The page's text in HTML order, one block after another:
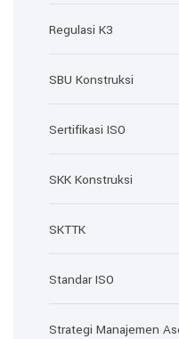
Regulasi K3
SBU Konstruksi
Sertifikasi ISO
SKK Konstruksi
SKTTK
Standar ISO
Strategi Manajemen